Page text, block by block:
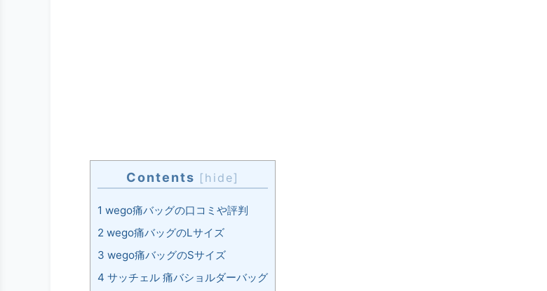
Contents [ hide]
1 wego痛バッグの口コミや評判
2 wego痛バッグのLサイズ
3 wego痛バッグのSサイズ
4 サッチェル 痛バショルダーバッグ